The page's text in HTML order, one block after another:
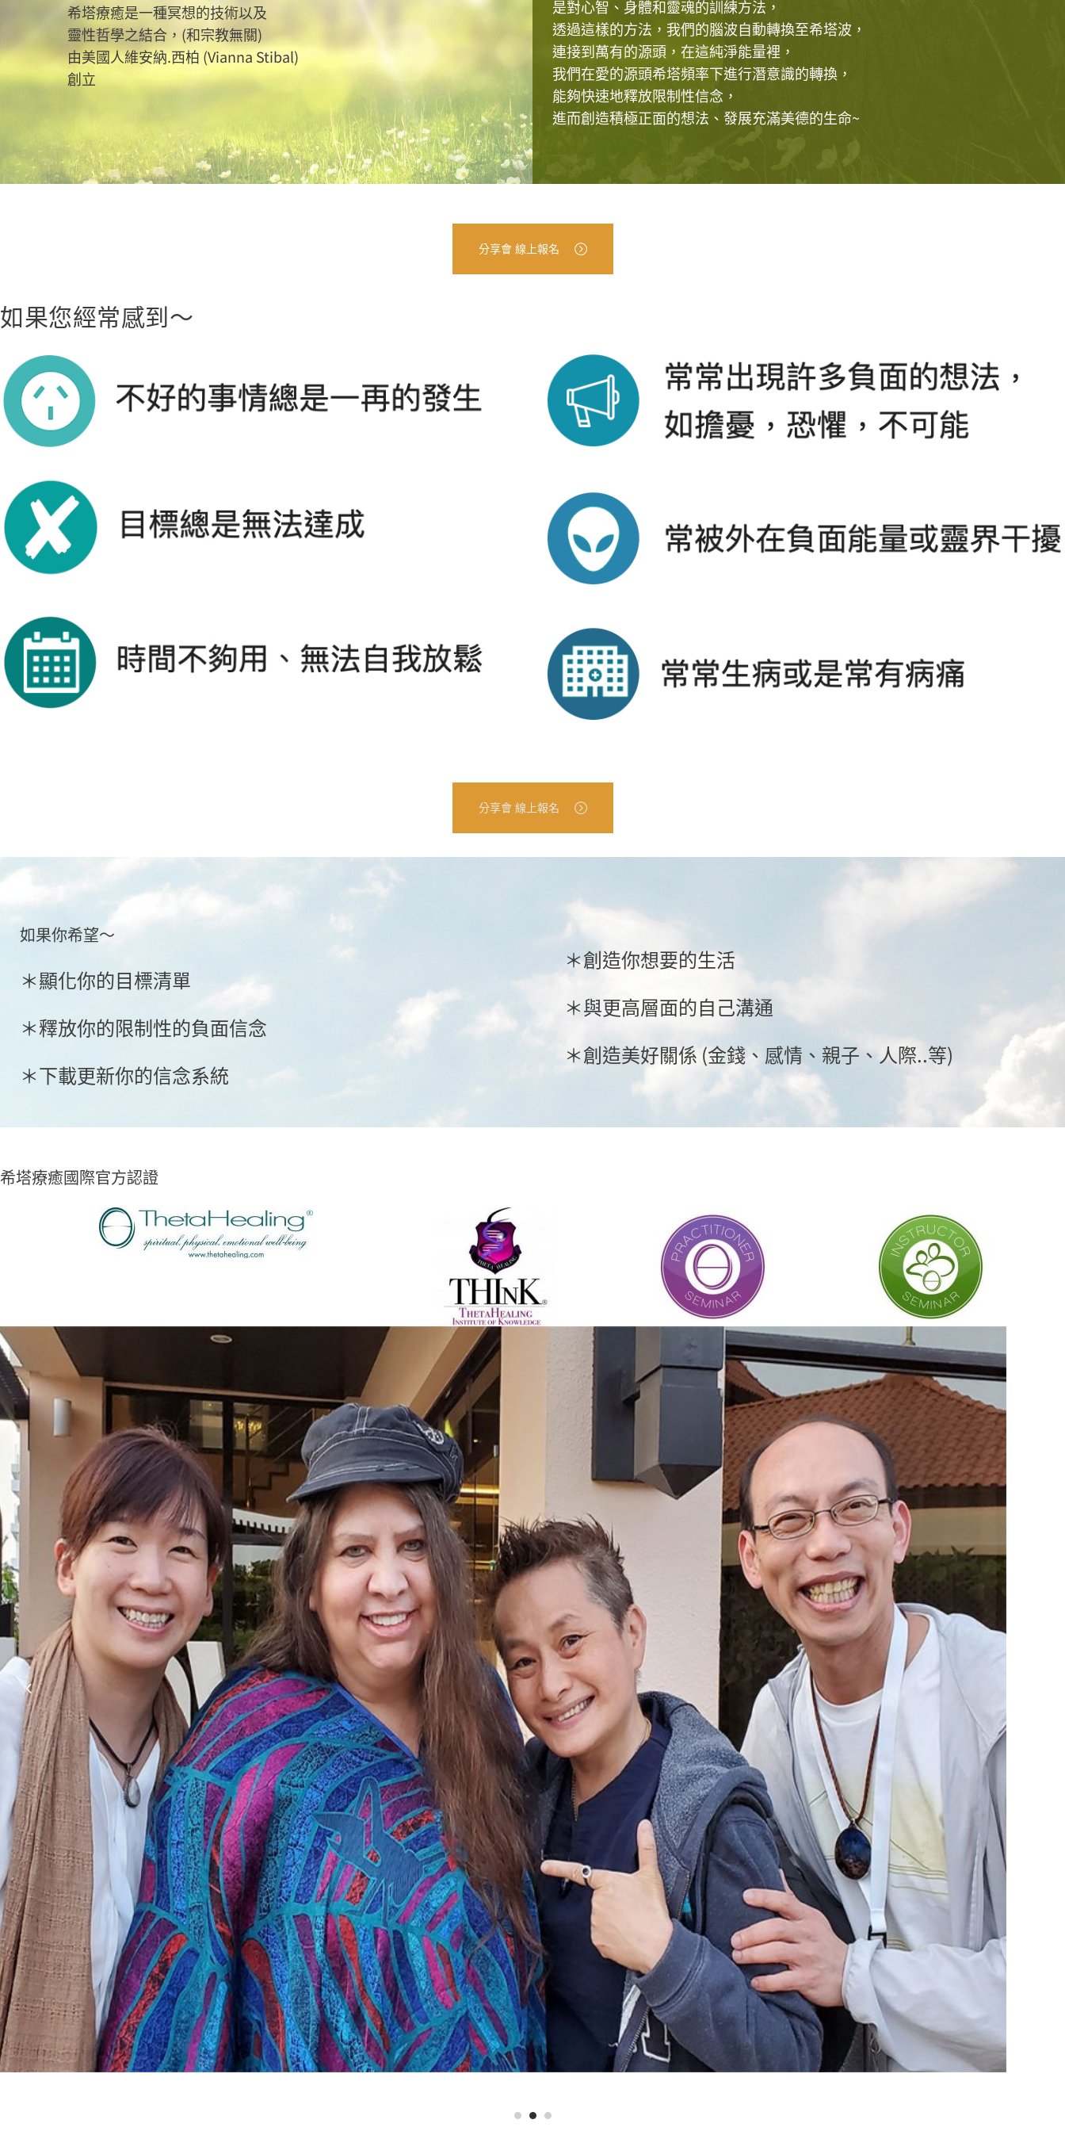
希塔療癒是一種冥想的技術以及
靈性哲學之結合，(和宗教無關)
由美國人維安納.西柏 (Vianna Stibal)
創立
是對心智、身體和靈魂的訓練方法，
透過這樣的方法，我們的腦波自動轉換至希塔波，
連接到萬有的源頭，在這純淨能量裡，
我們在愛的源頭希塔頻率下進行潛意識的轉換，
能夠快速地釋放限制性信念，
進而創造積極正面的想法、發展充滿美德的生命~
分享會 線上報名
如果您經常感到～
分享會 線上報名
如果你希望～
＊顯化你的目標清單
＊釋放你的限制性的負面信念
＊下載更新你的信念系統
＊創造你想要的生活
＊與更高層面的自己溝通
＊創造美好關係 (金錢、感情、親子、人際..等)
希塔療癒國際官方認證